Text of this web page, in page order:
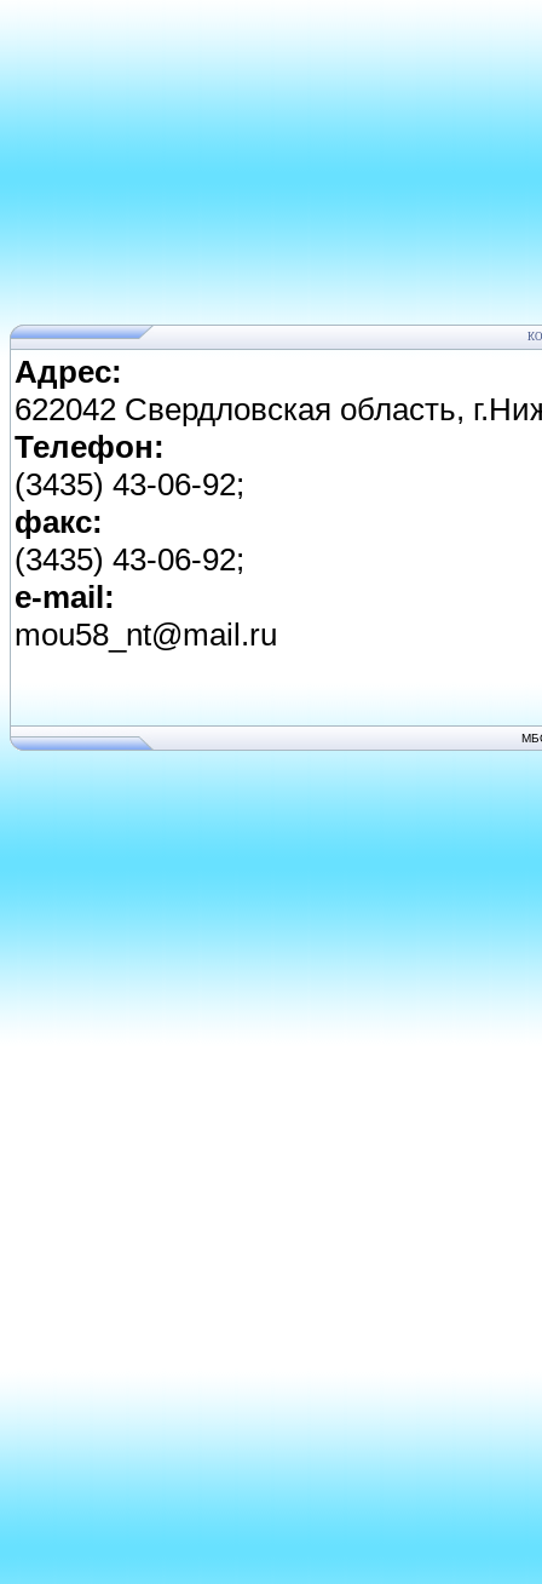
Адрес:
622042 Свердловская область,
Телефон:
(3435) 43-06-92;
факс:
(3435) 43-06-92;
e-mail:
mou58_nt@mail.ru